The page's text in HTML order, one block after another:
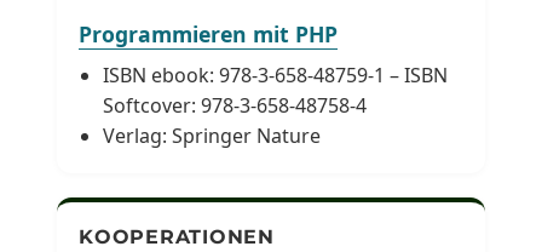
Programmieren mit PHP
ISBN ebook: 978-3-658-48759-1 – ISBN
Softcover: 978-3-658-48758-4
Verlag: Springer Nature
KOOPERATIONEN